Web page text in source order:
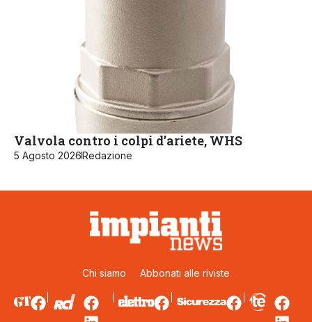
Valvola contro i colpi d’ariete, WHS
5 Agosto 2026Redazione
Chi siamo Abbonati alle riviste